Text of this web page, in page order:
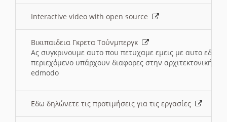
Interactive video with open source
Βικιπαιδεια Γκρετα Τούνμπεργκ
Ας συγκρινουμε αυτο που πετυχαμε εμεις με αυτο εδω
περιεχόμενο υπάρχουν διαφορες στην αρχιτεκτονική
edmodo
Εδω δηλώνετε τις προτιμήσεις για τις εργασίες